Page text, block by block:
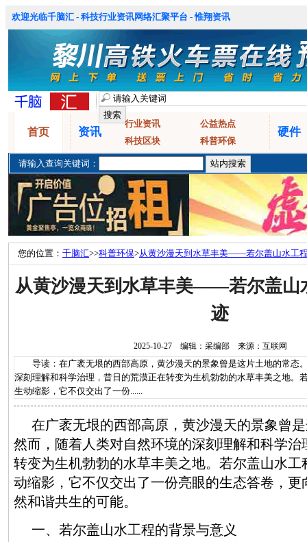
欢迎光临千脑汇 - 科技行业资讯网络汇聚平台 - 惟翔资讯
首页 资讯
行业资讯
公益热点
科技区块
科普环保
硬件
请输入查询关键词：
您的位置： 千脑汇>>科普环保>从黄沙漫天到水草丰美——若尔盖山水工
从黄沙漫天到水草丰美——若尔盖山
迹
2025-10-27 编辑：采编部 来源：互联网
导读：在广袤无垠的西部高原，黄沙漫天的景象曾是这片土地的常态
深刻理解和科学治理，昔日的荒漠正在转变为生机勃勃的水草丰美之地。
生动缩影，它不仅交出了一份......
在广袤无垠的西部高原，黄沙漫天的景象曾
然而，随着人类对自然环境的深刻理解和科学治
转变为生机勃勃的水草丰美之地。若尔盖山水工
动缩影，它不仅交出了一份亮眼的生态答卷，更
然和谐共生的可能。
一、若尔盖山水工程的背景与意义